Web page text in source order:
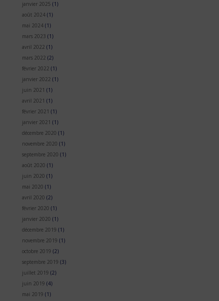
janvier 2025 (1)
août 2024(1)
mai 2024(1)
mars 2023 (1)
avril 2022 (1)
mars 2022 (2)
février 2022 (1)
janvier 2022 (1)
juin 2021 (1)
avril 2021 (1)
février 2021 (1)
janvier 2021 (1)
décembre 2020 (1)
novembre 2020 (1)
septembre 2020 (1)
août 2020 (1)
juin 2020 (1)
mai 2020 (1)
avril 2020 (2)
février 2020 (1)
janvier 2020 (1)
décembre 2019 (1)
novembre 2019 (1)
octobre 2019 (2)
septembre 2019 (3)
juillet 2019 (2)
juin 2019 (4)
mai 2019 (1)